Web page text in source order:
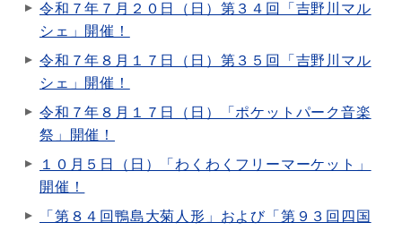
令和７年７月２０日（日）第３４回「吉野川マル
シェ」開催！
令和７年８月１７日（日）第３５回「吉野川マル
シェ」開催！
令和７年８月１７日（日）「ポケットパーク音楽
祭」開催！
１０月５日（日）「わくわくフリーマーケット」
開催！
「第８４回鴨島大菊人形」および「第９３回四国